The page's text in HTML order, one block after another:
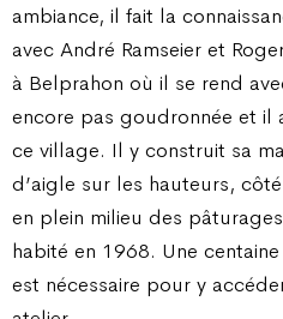
ambiance, il fait la
avec André Ramseier et
à Belprahon où il se rend
encore pas goudronnée et
ce village. Il y construit sa
d’aigle sur les hauteurs,
en plein milieu des
habité en 1968. Une
est nécessaire pour y